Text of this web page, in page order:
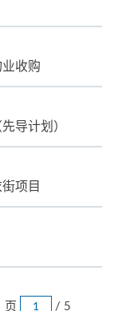
收购
导计划）
项目
页 / 5